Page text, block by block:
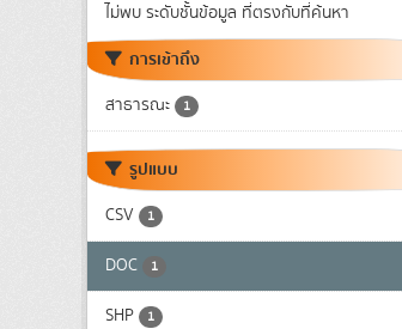
ไม่พบ ระดับชั้นข้อมูล ที่ตรงกับที่ค้นหา
การเข้าถึง
สาธารณะ 1
รูปแบบ
CSV 1
DOC 1
SHP 1